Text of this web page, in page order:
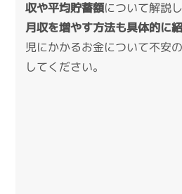
収や平均貯蓄額について解説
月収を増やす方法も具体的に
児にかかるお金について不安
してください。